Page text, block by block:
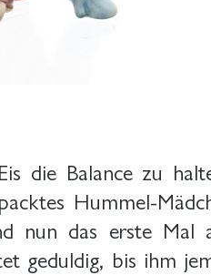
die Balance zu
Hummel-
nun das erste Mal
geduldig, bis ihm